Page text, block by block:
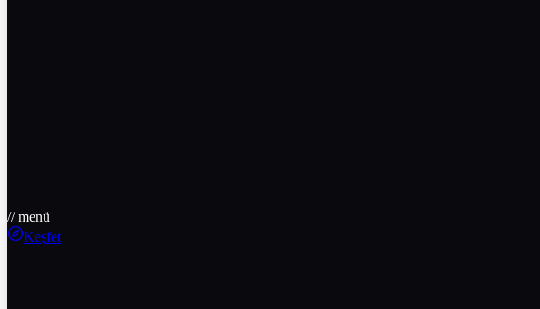
// menü
Keşfet